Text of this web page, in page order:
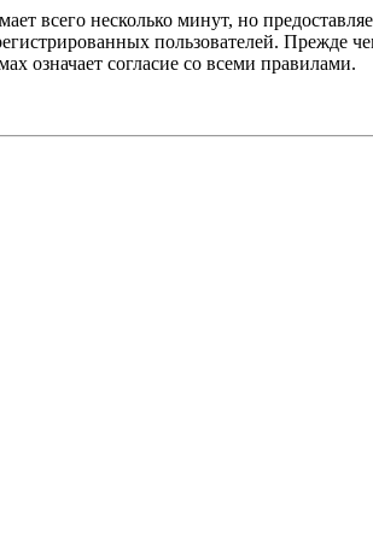
всего несколько минут, но
пользователей. Прежде
означает согласие со всеми правилами.